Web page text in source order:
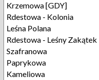
Krzemowa [GDY]
Rdestowa - Kolonia
Leśna Polana
Rdestowa - Leśny Zakątek
Szafranowa
Paprykowa
Kameliowa